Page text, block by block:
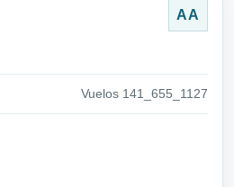
AA
Vuelos 141_655_1127